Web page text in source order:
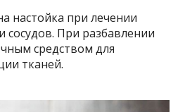
настойка при лечении
При разбавлении
средством для
тканей.